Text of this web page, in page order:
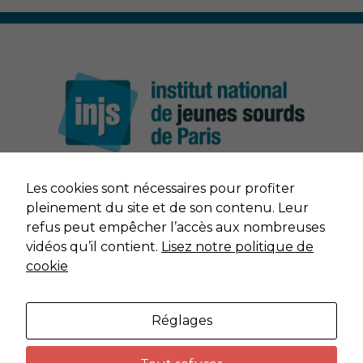
NOUS CONTACTER
MENTIONS LÉGALES
PLAN DU SITE
Les cookies sont nécessaires pour profiter
pleinement du site et de son contenu. Leur
refus peut empêcher l’accès aux nombreuses
vidéos qu’il contient. Lisez notre politique de
cookie
Réglages
sont nécessaires
au
fonctionnement
du site Web.
Afin que notre
site Web
fonctionne
aussi bien que
possible lors
refusez ces
cookies,
fonctionnalités